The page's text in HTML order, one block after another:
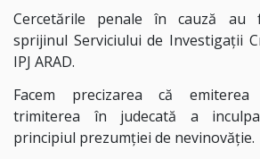
Cercetările penale în cauză au
sprijinul Serviciului de Investigaţii
IPJ ARAD.
Facem precizarea că
trimiterea în judecată a
principiul prezumţiei de nevinovăţie.